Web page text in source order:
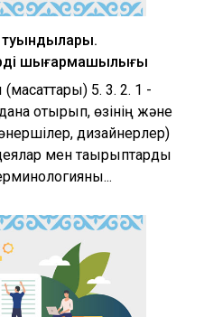
туындылары.
шығармашылығы
(мақсаттары) 5. 3. 2. 1 -
отырып, өзінің және
дизайнерлер)
мен тақырыптарды